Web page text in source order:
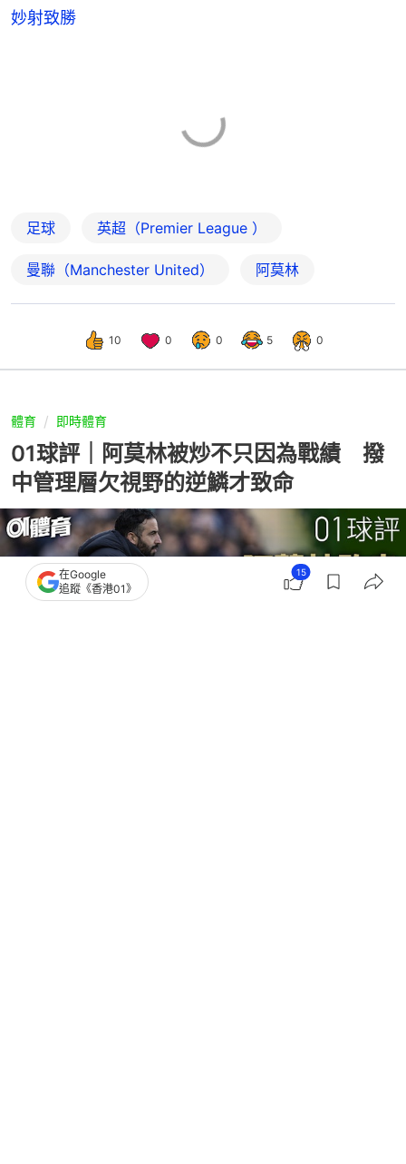
妙射致勝
足球 英超（Premier League ）
曼聯（Manchester United） 阿莫林
10 0 0 5 0
體育 即時體育
01球評｜阿莫林被炒不只因為戰績 撥
中管理層欠視野的逆鱗才致命
在Google
追蹤《香港01》
15